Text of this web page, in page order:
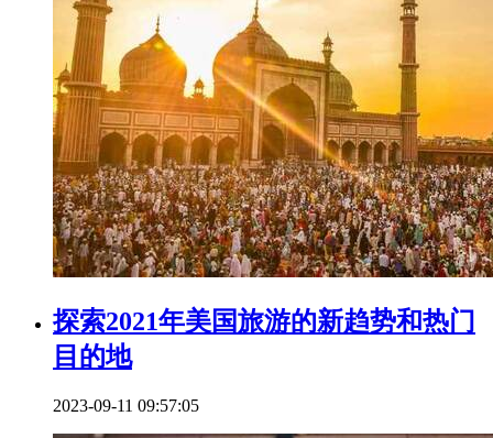
探索2021年美国旅游的新趋势和热门
目的地
2023-09-11 09:57:05